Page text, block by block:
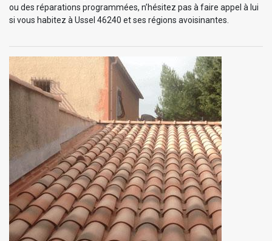
ou des réparations programmées, n’hésitez pas à faire appel à lui
si vous habitez à Ussel 46240 et ses régions avoisinantes.